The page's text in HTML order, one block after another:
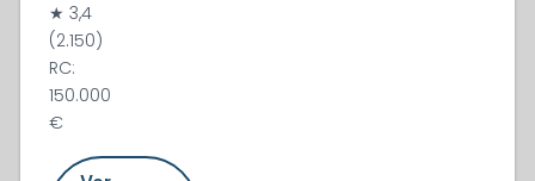
★ 3,4
(2.150)
RC:
150.000
€